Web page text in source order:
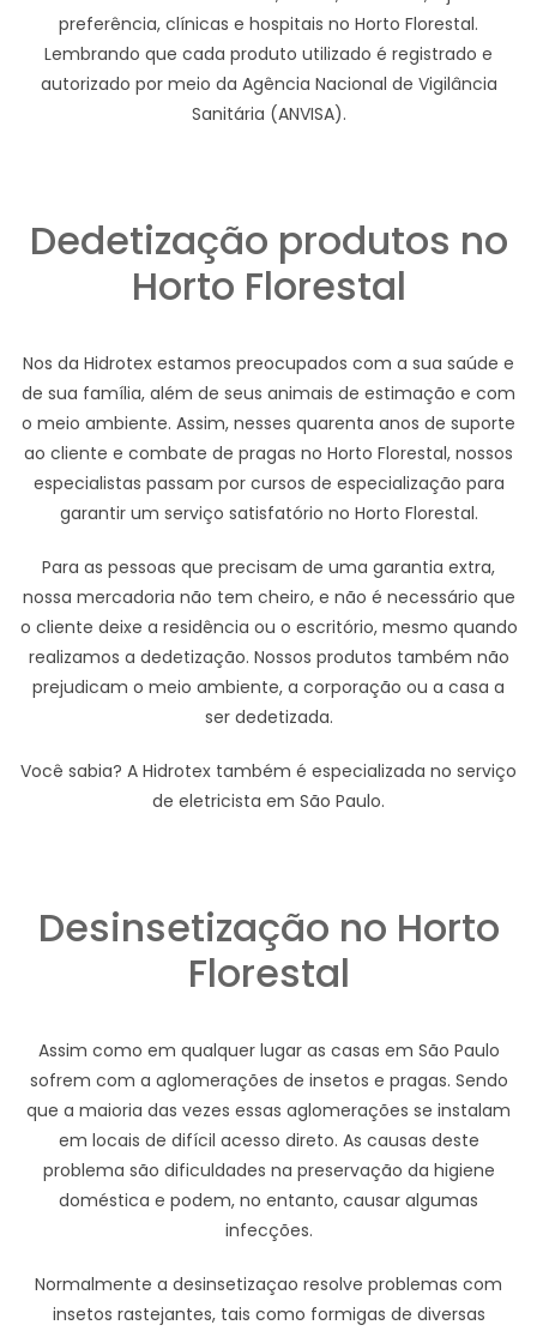
preferência, clínicas e hospitais no Horto Florestal.
Lembrando que cada produto utilizado é registrado e
autorizado por meio da Agência Nacional de Vigilância
Sanitária (ANVISA).
Dedetização produtos no
Horto Florestal
Nos da Hidrotex estamos preocupados com a sua saúde e
de sua família, além de seus animais de estimação e com
o meio ambiente. Assim, nesses quarenta anos de suporte
ao cliente e combate de pragas no Horto Florestal, nossos
especialistas passam por cursos de especialização para
garantir um serviço satisfatório no Horto Florestal.
Para as pessoas que precisam de uma garantia extra,
nossa mercadoria não tem cheiro, e não é necessário que
o cliente deixe a residência ou o escritório, mesmo quando
realizamos a dedetização. Nossos produtos também não
prejudicam o meio ambiente, a corporação ou a casa a
ser dedetizada.
Você sabia? A Hidrotex também é especializada no serviço
de eletricista em São Paulo.
Desinsetização no Horto
Florestal
Assim como em qualquer lugar as casas em São Paulo
sofrem com a aglomerações de insetos e pragas. Sendo
que a maioria das vezes essas aglomerações se instalam
em locais de difícil acesso direto. As causas deste
problema são dificuldades na preservação da higiene
doméstica e podem, no entanto, causar algumas
infecções.
Normalmente a desinsetizaçao resolve problemas com
insetos rastejantes, tais como formigas de diversas